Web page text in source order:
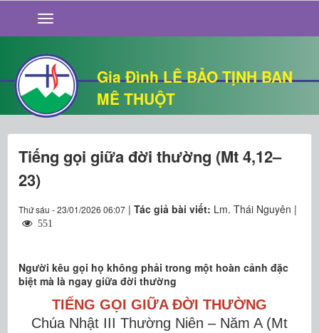
Gia Đình LÊ BẢO TỊNH BAN
MÊ THUỘT
GIỚI THIỆU
TIN TỨC
SỐNG ĐẠO
CHUYỆN NHÀ
QUÁN VĂN
THƯ GIÃN
Tiếng gọi giữa đời thường (Mt 4,12–
23)
Thứ sáu - 23/01/2026 06:07 | Tác giả bài viết: Lm. Thái Nguyên |
551
Người kêu gọi họ không phải trong một hoàn cảnh đặc
biệt mà là ngay giữa đời thường
TIẾNG GỌI GIỮA ĐỜI THƯỜNG
Chúa Nhật III Thường Niên – Năm A (Mt